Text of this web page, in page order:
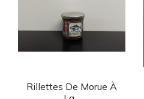
Aperçu rapide
Rillettes De Morue À